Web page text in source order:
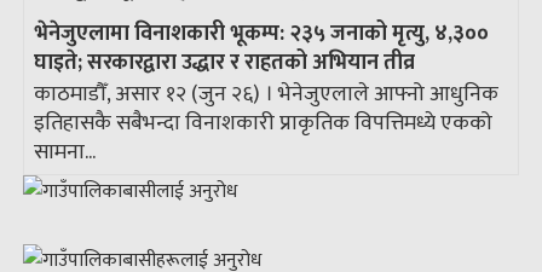
भेनेजुएलामा विनाशकारी भूकम्प: २३५ जनाको मृत्यु, ४,३००
घाइते; सरकारद्वारा उद्धार र राहतको अभियान तीव्र
काठमाडौँ, असार १२ (जुन २६) । भेनेजुएलाले आफ्नो आधुनिक
इतिहासकै सबैभन्दा विनाशकारी प्राकृतिक विपत्तिमध्ये एकको
सामना...